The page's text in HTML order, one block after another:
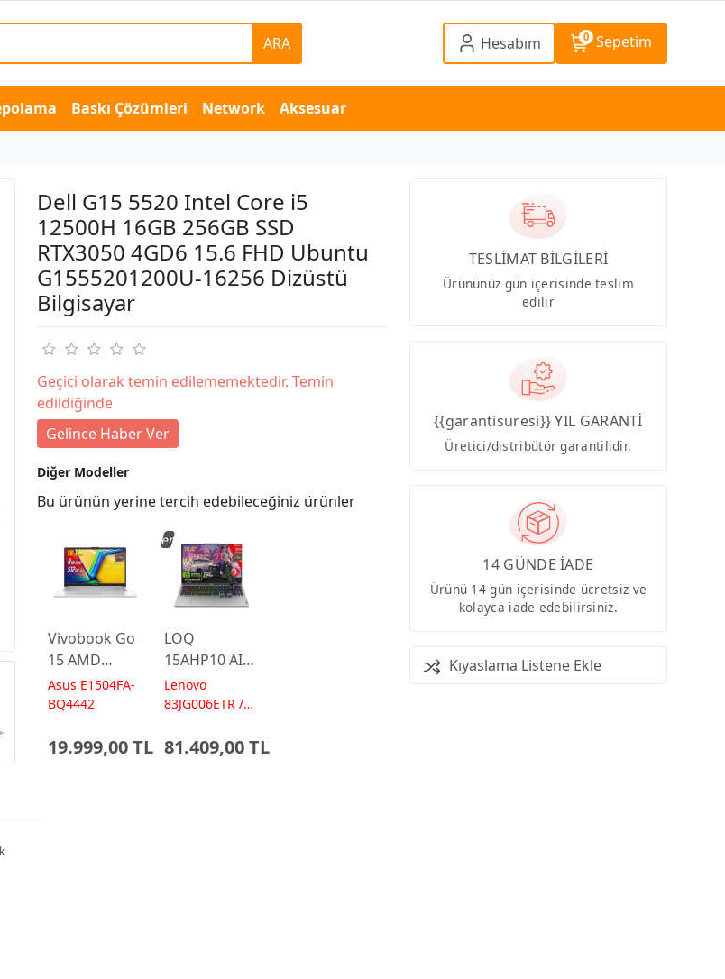
ARA Hesabım 0 Sepetim
Baskı Çözümleri Network Aksesuar
Dell G15 5520 Intel Core i5
12500H 16GB 256GB SSD
RTX3050 4GD6 15.6 FHD Ubuntu
G1555201200U-16256 Dizüstü
Bilgisayar
Geçici olarak temin edilememektedir. Temin
edildiğinde
Gelince Haber Ver
Diğer Modeller
Bu ürünün yerine tercih edebileceğiniz ürünler
Vivobook Go
15 AMD
Ryzen 5
7520U 8GB
FreeDos
Asus E1504FA-
BQ4442
19.999,00 TL
LOQ
15AHP10 AI
AMD Ryzen7
250 24GB 1TB
IPS FHD
Lenovo
83JG006ETR /
81.409,00 TL
Yeni
TESLİMAT BİLGİLERİ
Ürününüz gün içerisinde teslim
edilir
{{garantisuresi}} YIL GARANTİ
Üretici/distribütör garantilidir.
14 GÜNDE İADE
Ürünü 14 gün içerisinde ücretsiz ve
kolayca iade edebilirsiniz.
Kıyaslama Listene Ekle